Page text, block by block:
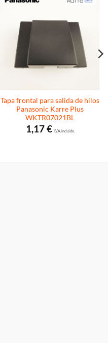
Tapa frontal para salida de hilos
Panasonic Karre Plus
WKTR07021BL
1,17€I.V.A. incluido.